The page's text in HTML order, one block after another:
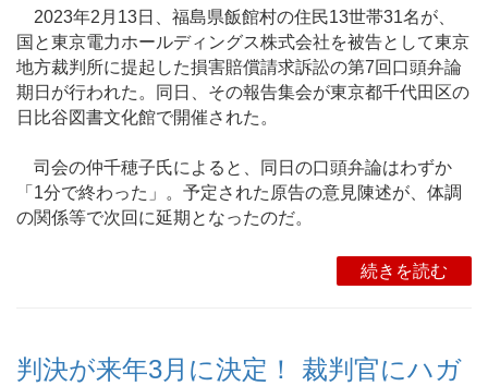
2023年2月13日、福島県飯館村の住民13世帯31名が、
国と東京電力ホールディングス株式会社を被告として東京
地方裁判所に提起した損害賠償請求訴訟の第7回口頭弁論
期日が行われた。同日、その報告集会が東京都千代田区の
日比谷図書文化館で開催された。
司会の仲千穂子氏によると、同日の口頭弁論はわずか
「1分で終わった」。予定された原告の意見陳述が、体調
の関係等で次回に延期となったのだ。
続きを読む
判決が来年3月に決定！ 裁判官にハガ